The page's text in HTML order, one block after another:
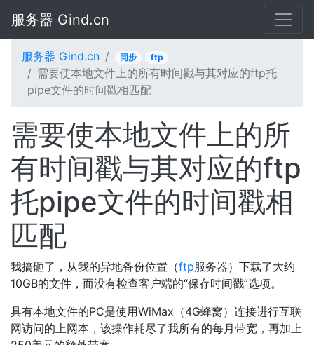
服务器 Gind.cn
服务器 Gind.cn 同步 ftp
需要使本地文件上的所有时间戳与其对应的ftp托
pipe文件的时间戳相匹配
需要使本地文件上的所
有时间戳与其对应的ftp
托pipe文件的时间戳相
匹配
我搞砸了，从我的异地备份位置（ftp服务器）下载了大约
10GB的文件，而没有检查客户端的“保存时间戳”选项。
具有本地文件的PC是使用WiMax（4G蜂窝）连接进行互联
网访问的上网本，该操作耗尽了我所有的每月带宽，再加上